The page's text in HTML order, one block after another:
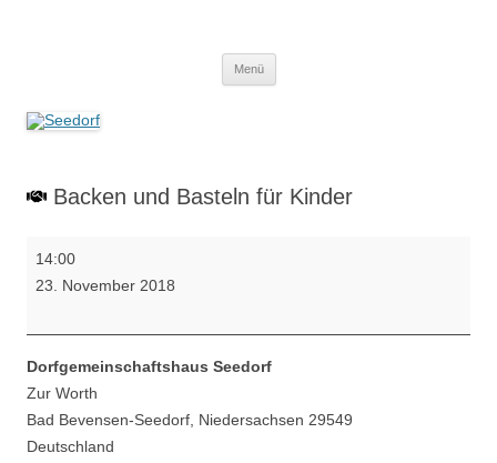
Menü
Backen und Basteln für Kinder
14:00
23. November 2018
Dorfgemeinschaftshaus Seedorf
Zur Worth
Bad Bevensen-Seedorf Niedersachsen 29549
Deutschland